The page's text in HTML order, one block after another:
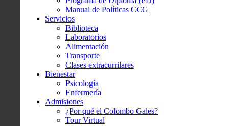
Manual de Políticas CCG
Servicios
Biblioteca
Laboratorios
Alimentación
Transporte
Clases extracurrilares
Bienestar
Psicología
Enfermería
Admisiones
¿Por qué el Colombo Gales?
Tour Virtual